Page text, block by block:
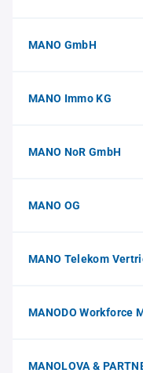
MANO GmbH
MANO Immo KG
MANO NoR GmbH
MANO OG
MANO Telekom
MANODO Workforce
MANOLOVA &